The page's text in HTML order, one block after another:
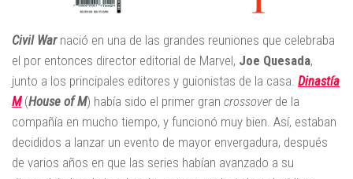
Civil Warnació en una de las grandes reuniones que celebraba
el por entonces director editorial de Marvel, Joe Quesada,
junto a los principales editores y guionistas de la casa. Dinastía
M(House of M) había sido el primer gran crossover de la
compañía en mucho tiempo, y funcionó muy bien. Así, estaban
decididos a lanzar un evento de mayor envergadura, después
de varios años en que las series habían avanzado a su